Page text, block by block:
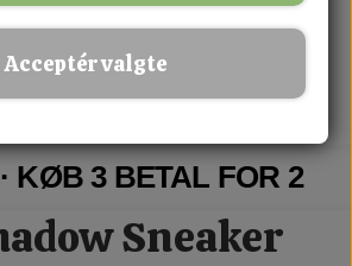
KØB 3 BETAL FOR 2
Sneaker
Acceptér valgte